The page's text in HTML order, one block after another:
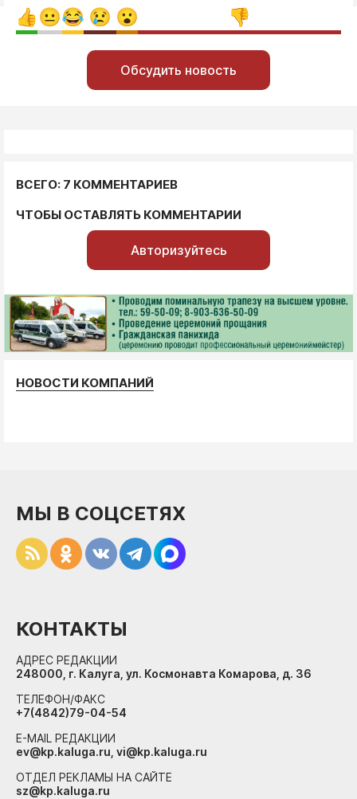
Обсудить новость
ВСЕГО: 7 КОММЕНТАРИЕВ
ЧТОБЫ ОСТАВЛЯТЬ КОММЕНТАРИИ
Авторизуйтесь
НОВОСТИ КОМПАНИЙ
МЫ В СОЦСЕТЯХ
КОНТАКТЫ
АДРЕС РЕДАКЦИИ
248000, г. Калуга, ул. Космонавта Комарова, д. 36
ТЕЛЕФОН/ФАКС
+7(4842)79-04-54
E-MAIL РЕДАКЦИИ
ev@kp.kaluga.ru, vi@kp.kaluga.ru
ОТДЕЛ РЕКЛАМЫ НА САЙТЕ
sz@kp.kaluga.ru